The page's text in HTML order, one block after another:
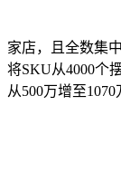
家店，且全数集
将SKU从4000个
从500万增至